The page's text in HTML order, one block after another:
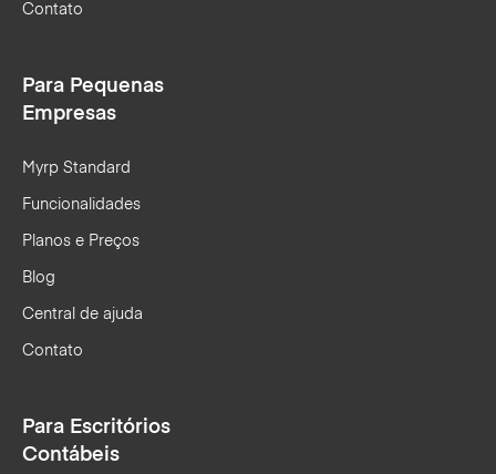
Contato
Para Pequenas
Empresas
Myrp Standard
Funcionalidades
Planos e Preços
Blog
Central de ajuda
Contato
Para Escritórios
Contábeis